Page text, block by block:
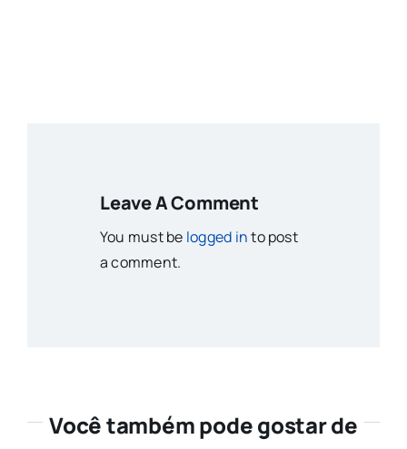
Leave A Comment
You must be logged into post
a comment.
Você também pode gostar de